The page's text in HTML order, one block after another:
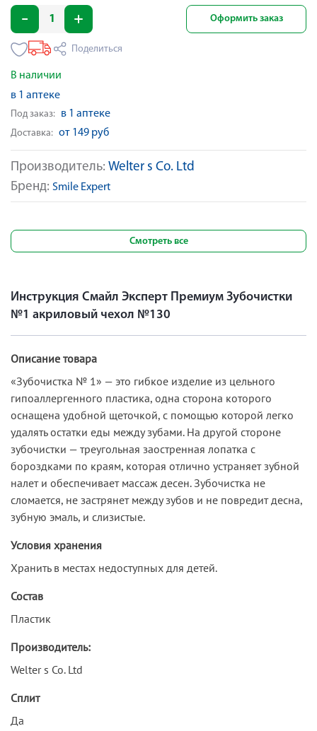
Производитель: Welter s Co. Ltd
Бренд: Smile Expert
Оформить заказ
Поделиться
В наличии
в 1 аптеке
Под заказ: в 1 аптеке
Доставка: от 149 руб
Смотреть все
Инструкция Смайл Эксперт Премиум Зубочистки
№1 акриловый чехол №130
Описание товара
«Зубочистка № 1» — это гибкое изделие из цельного
гипоаллергенного пластика, одна сторона которого
оснащена удобной щеточкой, с помощью которой легко
удалять остатки еды между зубами. На другой стороне
зубочистки — треугольная заостренная лопатка с
бороздками по краям, которая отлично устраняет зубной
налет и обеспечивает массаж десен. Зубочистка не
сломается, не застрянет между зубов и не повредит десна,
зубную эмаль, и слизистые.
Условия хранения
Хранить в местах недоступных для детей.
Состав
Пластик
Производитель:
Welter s Co. Ltd
Сплит
Да